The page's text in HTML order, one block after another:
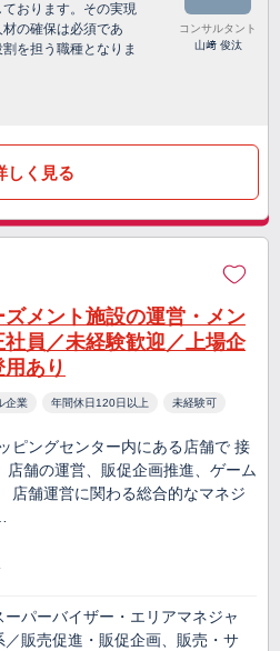
おります。その実現
の確保は必須であ
を担う職種となりま
コンサルタント
山﨑 俊汰
しく見る
ズメント施設の運営・メン
員／未経験歓迎／上場企
あり
企業 年間休日120日以上 未経験可
ピングセンター内にある店舗で 接
舗の運営、販促企画推進、ゲーム
店舗運営に関わる総合的なマネジ
パーバイザー・エリアマネジャ
販売促進・販促企画、販売・サ